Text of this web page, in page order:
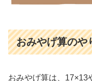
おみやげ算のや
おみやげ算は、17×13